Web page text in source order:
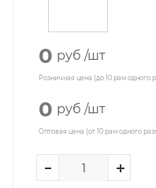
0 руб /шт
Розничная цена (до 10 рам одного
0 руб /шт
Оптовая цена (от 10 рам одного